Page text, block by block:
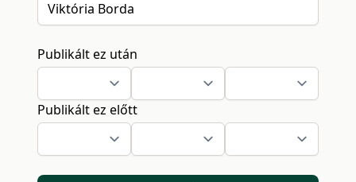
Publikált ez után
Publikált ez előtt